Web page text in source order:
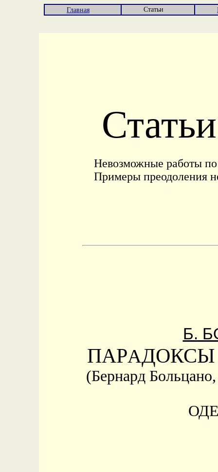
Главная Статьи
Статьи
Невозможные работы по
Примеры преодоления
Б.
ПАРА
(Бернард